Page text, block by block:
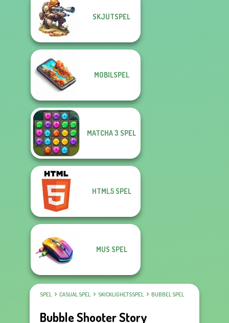
SKJUTSPEL
MOBILSPEL
MATCHA 3 SPEL
HTML5 SPEL
MUS SPEL
SPEL CASUAL SPEL SKICKLIGHETSSPEL BUBBEL SPEL
Bubble Shooter Story